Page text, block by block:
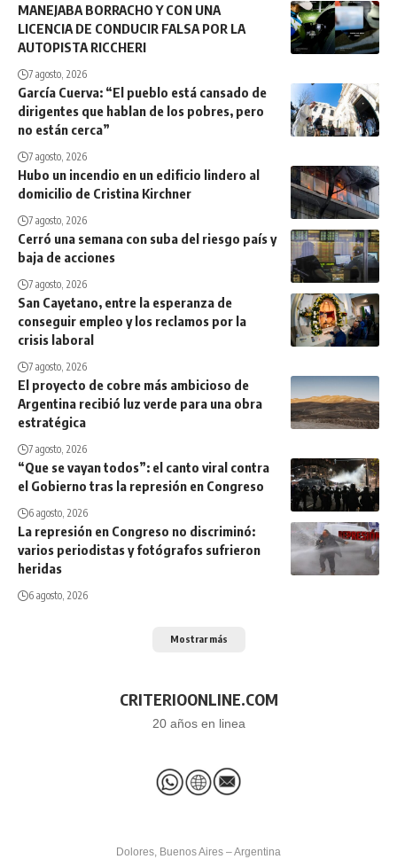
MANEJABA BORRACHO Y CON UNA
LICENCIA DE CONDUCIR FALSA POR LA
AUTOPISTA RICCHERI
7 agosto, 2026
García Cuerva: “El pueblo está cansado de
dirigentes que hablan de los pobres, pero
no están cerca”
7 agosto, 2026
Hubo un incendio en un edificio lindero al
domicilio de Cristina Kirchner
7 agosto, 2026
Cerró una semana con suba del riesgo país y
baja de acciones
7 agosto, 2026
San Cayetano, entre la esperanza de
conseguir empleo y los reclamos por la
crisis laboral
7 agosto, 2026
El proyecto de cobre más ambicioso de
Argentina recibió luz verde para una obra
estratégica
7 agosto, 2026
“Que se vayan todos”: el canto viral contra
el Gobierno tras la represión en Congreso
6 agosto, 2026
La represión en Congreso no discriminó:
varios periodistas y fotógrafos sufrieron
heridas
6 agosto, 2026
Mostrar más
CRITERIOONLINE.COM
20 años en linea
Dolores, Buenos Aires – Argentina